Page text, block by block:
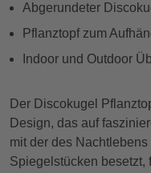
Abgerundeter
Pflanztopf zum
Indoor und Outdoor
Der Discokugel
Design, das auf
mit der des
Spiegelstücken besetzt,